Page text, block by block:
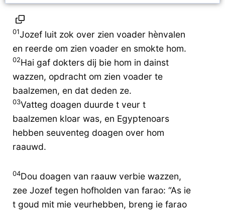
01Jozef luit zok over zien voader hènvalen
en reerde om zien voader en smokte hom.
02Hai gaf dokters dij bie hom in dainst
wazzen, opdracht om zien voader te
baalzemen, en dat deden ze.
03Vatteg doagen duurde t veur t
baalzemen kloar was, en Egyptenoars
hebben seuventeg doagen over hom
raauwd.
04Dou doagen van raauw verbie wazzen,
zee Jozef tegen hofholden van farao: “As ie
t goud mit mie veurhebben, breng ie farao